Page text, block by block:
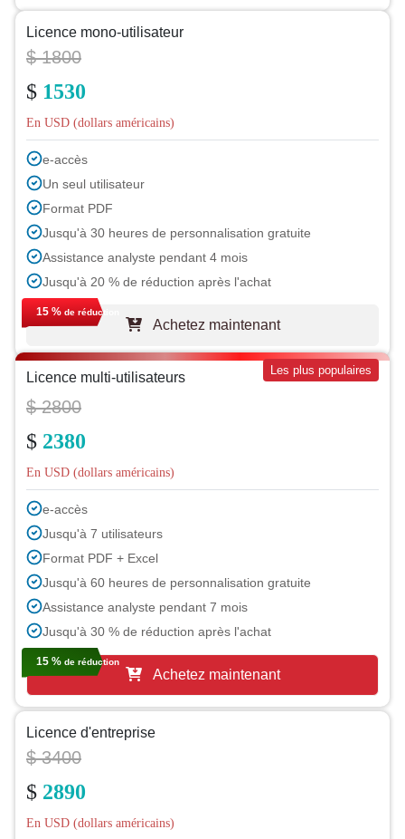
Licence mono-utilisateur
$ 1800
$ 1530
En USD (dollars américains)
e-accès
Un seul utilisateur
Format PDF
Jusqu'à 30 heures de personnalisation gratuite
Assistance analyste pendant 4 mois
Jusqu'à 20 % de réduction après l'achat
15 % de réduction
Achetez maintenant
Licence multi-utilisateurs Les plus populaires
$ 2800
$ 2380
En USD (dollars américains)
e-accès
Jusqu'à 7 utilisateurs
Format PDF + Excel
Jusqu'à 60 heures de personnalisation gratuite
Assistance analyste pendant 7 mois
Jusqu'à 30 % de réduction après l'achat
15 % de réduction
Achetez maintenant
Licence d'entreprise
$ 3400
$ 2890
En USD (dollars américains)